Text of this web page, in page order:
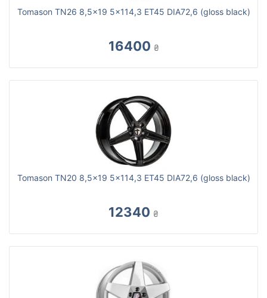
Tomason TN26 8,5x19 5x114,3 ET45 DIA72,6 (gloss black)
16400 ₴
Tomason TN20 8,5x19 5x114,3 ET45 DIA72,6 (gloss black)
12340 ₴